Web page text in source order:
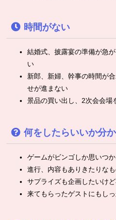
時間がない
結婚式、披露宴の準備が急
い
新郎、新婦、幹事の時間が
せが進まない
景品の買い出し、2次会会場
何をしたらいいか分
ゲームがビンゴしか思いつ
進行、内容もありきたりな
サプライズも企画したいけ
来てもらったゲストにもし